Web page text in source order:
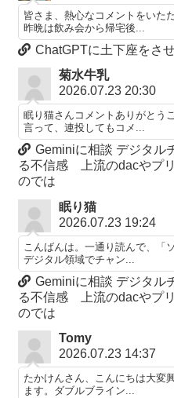
皆さま、熱心なコメントをいた
昨晩は飲み会から帰宅後...
ChatGPTに土下座をさ
菊水牛乳
2026.07.23 20:30
眠り猫さんコメントありがとう
言って、連投してもコメ...
Geminiに相談 デジタル
る不信感 上流のdacやプ
のでは
眠り猫
2026.07.23 19:24
こんばんは。一通り読んで、「
デジタル領域でチャン...
Geminiに相談 デジタル
る不信感 上流のdacやプ
のでは
Tomy
2026.07.23 14:37
たかけんさん、こんにちは大変
ます。ダブルブライン...